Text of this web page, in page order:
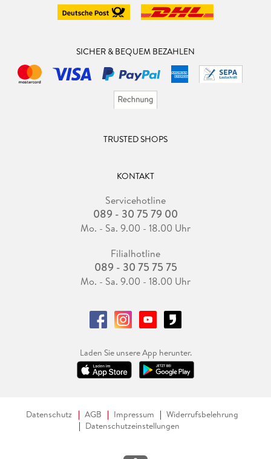
SICHER & BEQUEM BEZAHLEN
TRUSTED SHOPS
KONTAKT
Servicehotline
089 - 30 75 79 00
Mo. - Sa. 9.00 - 18.00 Uhr
Filialhotline
089 - 30 75 75 75
Mo. - Sa. 9.00 - 18.00 Uhr
Laden Sie unsere App herunter.
Datenschutz AGB Impressum
Widerrufsbelehrung
Datenschutzeinstellungen